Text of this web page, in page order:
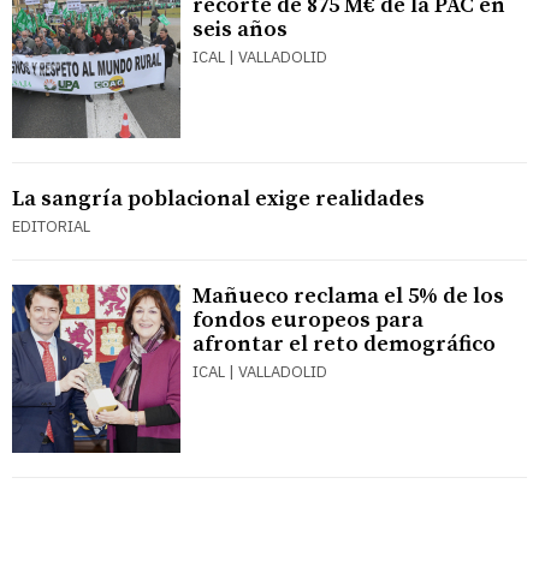
seis años
ICAL | VALLADOLID
La sangría poblacional exige realidades
EDITORIAL
Mañueco reclama el 5% de los
fondos europeos para
afrontar el reto demográfico
ICAL | VALLADOLID